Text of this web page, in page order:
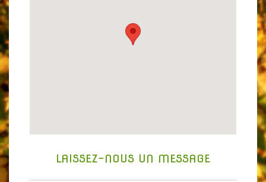
LAISSEZ-NOUS UN MESSAGE